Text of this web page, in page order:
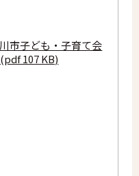
市子ども・子育て会
107 KB)